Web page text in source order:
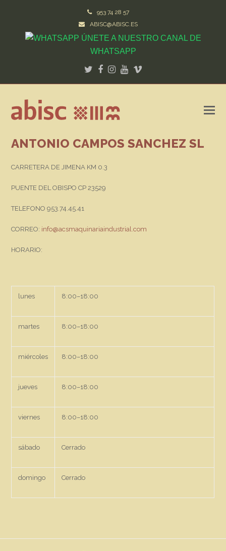
953 74 28 57
ABISC@ABISC.ES
ÚNETE A NUESTRO CANAL DE
WHATSAPP
Twitter
Facebook
Instagram
Youtube
Vimeo
ANTONIO CAMPOS SANCHEZ SL
CARRETERA DE JIMENA KM 0.3
PUENTE DEL OBISPO CP 23529
TELEFONO 953.74.45.41
CORREO: info@acsmaquinariaindustrial.com
HORARIO:
lunes 8:00–18:00
martes 8:00–18:00
miércoles 8:00–18:00
jueves 8:00–18:00
viernes 8:00–18:00
sábado Cerrado
domingo Cerrado